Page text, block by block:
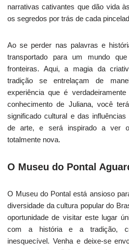
narrativas cativantes que dão vida
os segredos por trás de cada
Ao se perder nas palavras e
transportado para um mundo
fronteiras. Aqui, a magia da
tradição se entrelaçam de
experiência que é
conhecimento de Juliana, você
significado cultural e das
de arte, e será inspirado a ver
totalmente nova.
O Museu do Pontal
O Museu do Pontal está ansioso
diversidade da cultura popular do
oportunidade de visitar este lugar
com a história e a tradição,
inesquecível. Venha e deixe-se